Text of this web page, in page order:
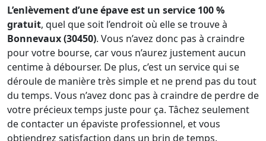
L’enlèvement d’une épave est un service 100 %
gratuit, quel que soit l’endroit où elle se trouve à
Bonnevaux (30450). Vous n’avez donc pas à craindre
pour votre bourse, car vous n’aurez justement aucun
centime à débourser. De plus, c’est un service qui se
déroule de manière très simple et ne prend pas du tout
du temps. Vous n’avez donc pas à craindre de perdre de
votre précieux temps juste pour ça. Tâchez seulement
de contacter un épaviste professionnel, et vous
obtiendrez satisfaction dans un brin de temps.